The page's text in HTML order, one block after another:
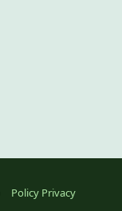
Policy Privacy